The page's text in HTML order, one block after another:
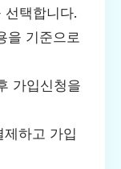
선택합니다.
을 기준으로
가입신청을
하고 가입